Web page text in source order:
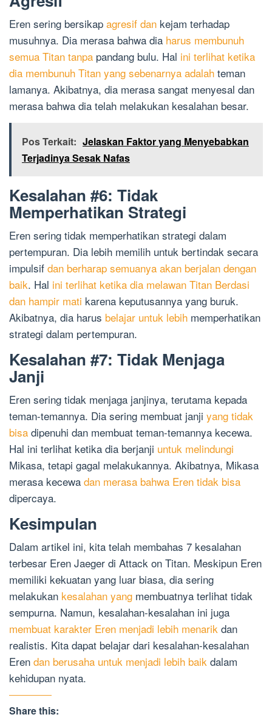
Eren sering bersikap agresif dan kejam terhadap
musuhnya. Dia merasa bahwa dia harus membunuh
semua Titan tanpa pandang bulu. Hal ini terlihat ketika
dia membunuh Titan yang sebenarnya adalah teman
lamanya. Akibatnya, dia merasa sangat menyesal dan
merasa bahwa dia telah melakukan kesalahan besar.
Pos Terkait: Jelaskan Faktor yang Menyebabkan
Terjadinya Sesak Nafas
Kesalahan #6: Tidak
Memperhatikan Strategi
Eren sering tidak memperhatikan strategi dalam
pertempuran. Dia lebih memilih untuk bertindak secara
impulsif dan berharap semuanya akan berjalan dengan
baik. Hal ini terlihat ketika dia melawan Titan Berdasi
dan hampir mati karena keputusannya yang buruk.
Akibatnya, dia harus belajar untuk lebih memperhatikan
strategi dalam pertempuran.
Kesalahan #7: Tidak Menjaga
Janji
Eren sering tidak menjaga janjinya, terutama kepada
teman-temannya. Dia sering membuat janji yang tidak
bisa dipenuhi dan membuat teman-temannya kecewa.
Hal ini terlihat ketika dia berjanji untuk melindungi
Mikasa, tetapi gagal melakukannya. Akibatnya, Mikasa
merasa kecewa dan merasa bahwa Eren tidak bisa
dipercaya.
Kesimpulan
Dalam artikel ini, kita telah membahas 7 kesalahan
terbesar Eren Jaeger di Attack on Titan. Meskipun Eren
memiliki kekuatan yang luar biasa, dia sering
melakukan kesalahan yang membuatnya terlihat tidak
sempurna. Namun, kesalahan-kesalahan ini juga
membuat karakter Eren menjadi lebih menarik dan
realistis. Kita dapat belajar dari kesalahan-kesalahan
Eren dan berusaha untuk menjadi lebih baik dalam
kehidupan nyata.
Share this: